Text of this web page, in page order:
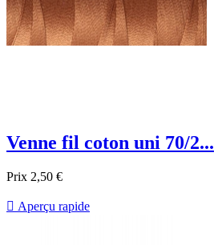
Venne fil coton uni 70/2...
Prix 2,50 €
 Aperçu rapide